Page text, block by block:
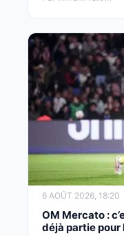
6 AOÛT 2026, 18:20
OM Mercato :
déjà partie pour